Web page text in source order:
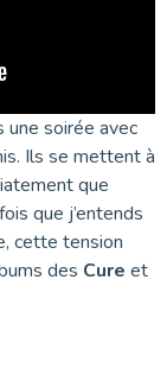
une soirée avec
Ils se mettent à
que
que j’entends
cette tension
des Cure et